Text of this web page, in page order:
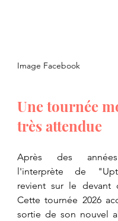
Image Facebook
​Une tournée
très attendue
​Après des
l'interprète de
revient sur le devant
Cette tournée 2026
sortie de son nouvel